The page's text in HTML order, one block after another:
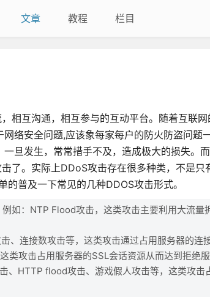
文章 教程 栏目
相互沟通，相互参与的互动平台。随着互联
络安全问题,应该象每家每户的防火防盗问题
旦发生，常常措手不及，造成极大的损失。
了。实际上DDoS攻击存在很多种类，不是
普及一下常见的几种DDOS攻击形式。
如：NTP Flood攻击，这类攻击主要利用大流量
、连接数攻击等，这类攻击通过占用服务器的连
类攻击占用服务器的SSL会话资源从而达到拒绝服
、HTTP flood攻击、游戏假人攻击等，这类攻击